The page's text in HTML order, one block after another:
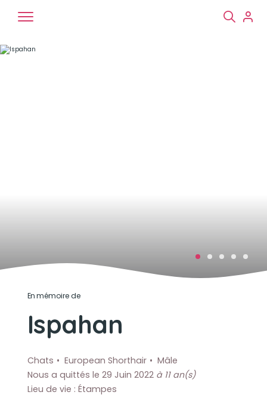
En mémoire de
Ispahan
Chats European Shorthair
Mâle
Nous a quittés le 29 Juin 2022 à 11 an(s)
Lieu de vie : Étampes